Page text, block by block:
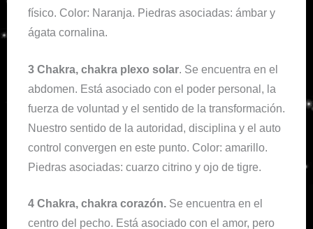
físico. Color: Naranja. Piedras asociadas: ámbar y
ágata cornalina.
3 Chakra, chakra plexo solar. Se encuentra en el
abdomen. Está asociado con el poder personal, la
fuerza de voluntad y el sentido de la transformación.
Nuestro sentido de la autoridad, disciplina y el auto
control convergen en este punto. Color: amarillo.
Piedras asociadas: cuarzo citrino y ojo de tigre.
4 Chakra, chakra corazón. Se encuentra en el
centro del pecho. Está asociado con el amor, pero